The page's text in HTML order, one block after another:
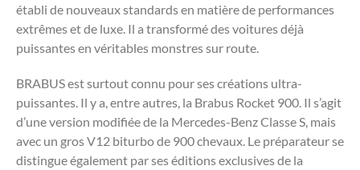
établi de nouveaux standards en matière de performances
extrêmes et de luxe. Il a transformé des voitures déjà
puissantes en véritables monstres sur route.
BRABUS est surtout connu pour ses créations ultra-
puissantes. Il y a, entre autres, la Brabus Rocket 900. Il s’agit
d’une version modifiée de la Mercedes-Benz Classe S, mais
avec un gros V12 biturbo de 900 chevaux. Le préparateur se
distingue également par ses éditions exclusives de la